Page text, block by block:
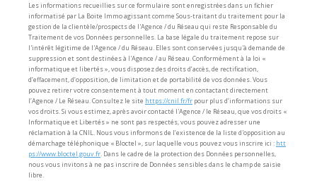
Les informations recueillies sur ce formulaire sont enregistrées dans un fichier
informatisé par La Boite Immo agissant comme Sous-traitant du traitement pour la
gestion de la clientèle/prospects de l'Agence / du Réseau qui reste Responsable du
Traitement de vos Données personnelles. La base légale du traitement repose sur
l'intérêt légitime de l'Agence / du Réseau. Elles sont conservées jusqu'à demande de
suppression et sont destinées à l'Agence / au Réseau. Conformément à la loi «
informatique et libertés », vous disposez des droits d’accès, de rectification,
d’effacement, d’opposition, de limitation et de portabilité de vos données. Vous
pouvez retirer votre consentement à tout moment en contactant directement
l’Agence / Le Réseau. Consultez le site https://cnil.fr/fr pour plus d’informations sur
vos droits. Si vous estimez, après avoir contacté l'Agence / le Réseau, que vos droits «
Informatique et Libertés » ne sont pas respectés, vous pouvez adresser une
réclamation à la CNIL. Nous vous informons de l’existence de la liste d'opposition au
démarchage téléphonique « Bloctel », sur laquelle vous pouvez vous inscrire ici : htt
ps://www.bloctel.gouv.fr. Dans le cadre de la protection des Données personnelles,
nous vous invitons à ne pas inscrire de Données sensibles dans le champ de saisie
libre.